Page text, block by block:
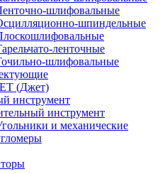
шлифовальные
шпиндельные
ленточные
шлифовальные
(Джет)
инструмент
инструмент
и механические